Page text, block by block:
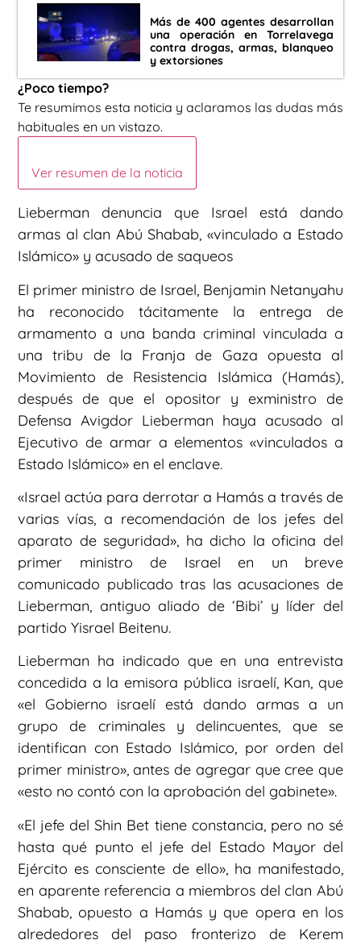
Más de 400 agentes desarrollan
una operación en Torrelavega
contra drogas, armas, blanqueo
y extorsiones
¿Poco tiempo?
Te resumimos esta noticia y aclaramos las dudas más
habituales en un vistazo.
Ver resumen de la noticia
Lieberman denuncia que Israel está dando
armas al clan Abú Shabab, «vinculado a Estado
Islámico» y acusado de saqueos
El primer ministro de Israel, Benjamin Netanyahu
ha reconocido tácitamente la entrega de
armamento a una banda criminal vinculada a
una tribu de la Franja de Gaza opuesta al
Movimiento de Resistencia Islámica (Hamás),
después de que el opositor y exministro de
Defensa Avigdor Lieberman haya acusado al
Ejecutivo de armar a elementos «vinculados a
Estado Islámico» en el enclave.
«Israel actúa para derrotar a Hamás a través de
varias vías, a recomendación de los jefes del
aparato de seguridad», ha dicho la oficina del
primer ministro de Israel en un breve
comunicado publicado tras las acusaciones de
Lieberman, antiguo aliado de ‘Bibi’ y líder del
partido Yisrael Beitenu.
Lieberman ha indicado que en una entrevista
concedida a la emisora pública israelí, Kan, que
«el Gobierno israelí está dando armas a un
grupo de criminales y delincuentes, que se
identifican con Estado Islámico, por orden del
primer ministro», antes de agregar que cree que
«esto no contó con la aprobación del gabinete».
«El jefe del Shin Bet tiene constancia, pero no sé
hasta qué punto el jefe del Estado Mayor del
Ejército es consciente de ello», ha manifestado,
en aparente referencia a miembros del clan Abú
Shabab, opuesto a Hamás y que opera en los
alrededores del paso fronterizo de Kerem